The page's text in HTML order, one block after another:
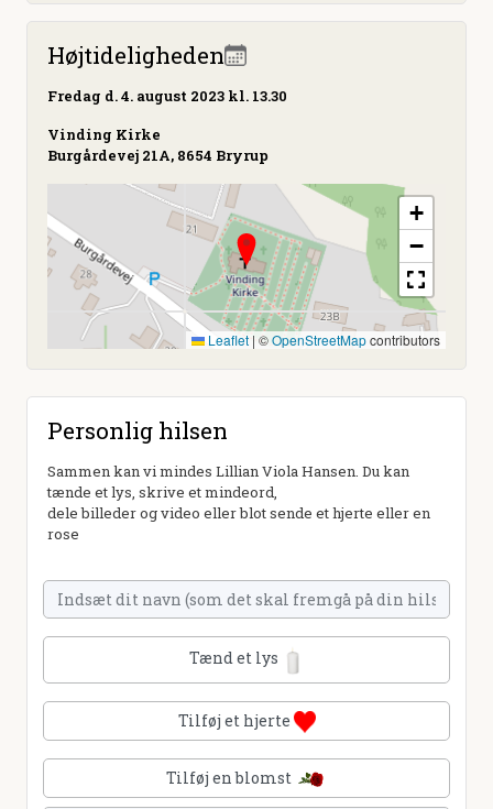
Højtideligheden
Fredag d. 4. august 2023 kl. 13.30
Vinding Kirke
Burgårdevej 21A, 8654 Bryrup
+
−
Leaflet | ©OpenStreetMapcontributors
Personlig hilsen
Sammen kan vi mindes Lillian Viola Hansen. Du kan
tænde et lys, skrive et mindeord,
dele billeder og video eller blot sende et hjerte eller en
rose
Tænd et lys
Tilføj et hjerte
Tilføj en blomst